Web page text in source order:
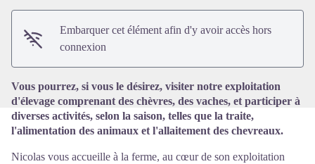
Embarquer cet élément afin d'y avoir accès hors
connexion
Vous pourrez, si vous le désirez, visiter notre exploitation
d'élevage comprenant des chèvres, des vaches, et participer à
diverses activités, selon la saison, telles que la traite,
l'alimentation des animaux et l'allaitement des chevreaux.
Nicolas vous accueille à la ferme, au cœur de son exploitation